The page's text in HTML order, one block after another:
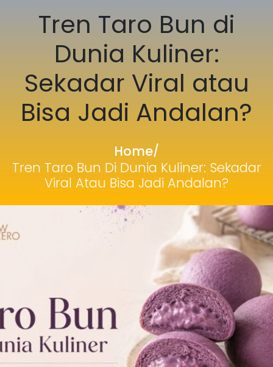
Tren Taro Bun di
Dunia Kuliner:
Sekadar Viral atau
Bisa Jadi Andalan?
Home/
Tren Taro Bun Di Dunia Kuliner: Sekadar
Viral Atau Bisa Jadi Andalan?